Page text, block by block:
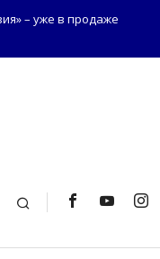
– уже в продаже
Поиск